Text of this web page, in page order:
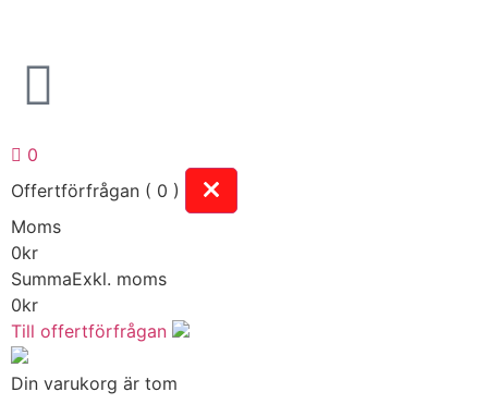
0
Offertförfrågan ( 0 )
Moms
0kr
SummaExkl. moms
0kr
Till offertförfrågan
Din varukorg är tom